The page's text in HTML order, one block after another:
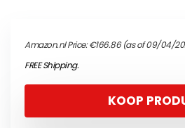
Amazon.nl Price:€166.86(as of 09/04/
FREE Shipping.
KOOP